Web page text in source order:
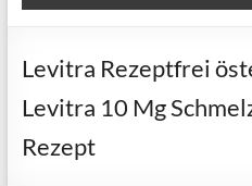
Levitra Rezeptfrei
Levitra 10 Mg
Rezept